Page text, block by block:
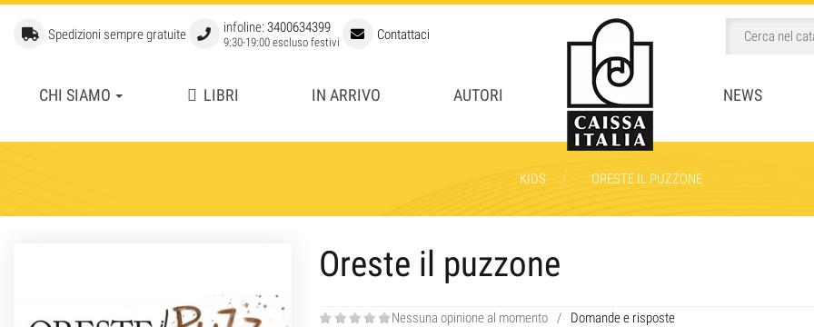
Spedizioni sempre gratuite infoline:3400634399
9:30-19:00 escluso festivi Contattaci
CHI SIAMO LIBRI
LIBRI DI SCACCHI PER BAMBINI
MANUALI DI SCACCHI
SCUOLA SUPERIORE DI SCACCHI
IN ARRIVO AUTORI NEWS
KIDS / ORESTE IL PUZZONE
Oreste il puzzone
Nessuna opinione al momento / Domande e risposte